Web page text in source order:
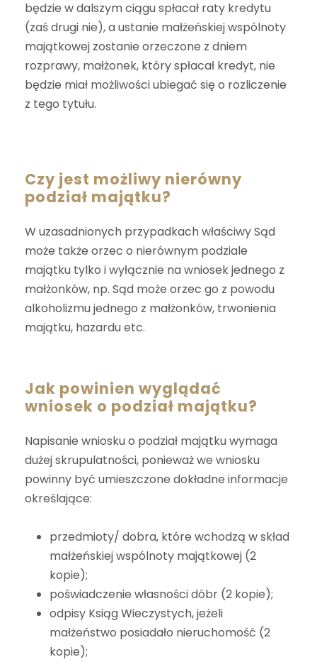
będzie w dalszym ciągu spłacał raty kredytu
(zaś drugi nie), a ustanie małżeńskiej wspólnoty
majątkowej zostanie orzeczone z dniem
rozprawy, małżonek, który spłacał kredyt, nie
będzie miał możliwości ubiegać się o rozliczenie
z tego tytułu.
Czy jest możliwy nierówny
podział majątku?
W uzasadnionych przypadkach właściwy Sąd
może także orzec o nierównym podziale
majątku tylko i wyłącznie na wniosek jednego z
małżonków, np. Sąd może orzec go z powodu
alkoholizmu jednego z małżonków, trwonienia
majątku, hazardu etc.
Jak powinien wyglądać
wniosek o podział majątku?
Napisanie wniosku o podział majątku wymaga
dużej skrupulatności, ponieważ we wniosku
powinny być umieszczone dokładne informacje
określające:
przedmioty/ dobra, które wchodzą w skład
małżeńskiej wspólnoty majątkowej (2
kopie);
poświadczenie własności dóbr (2 kopie);
odpisy Ksiąg Wieczystych, jeżeli
małżeństwo posiadało nieruchomość (2
kopie);